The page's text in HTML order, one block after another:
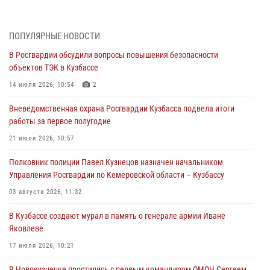
07 августа 2026, 05:32
С 1 сентября 2026 года вступает в силу новый федеральный закон о
частной охранной деятельности
06 августа 2026, 10:19
Росгвардейцы задержали предполагаемого виновника причинения
ножевого ранения кемеровчанину
06 августа 2026, 09:18
Росгвардейцы задержали мужчину, повредившего имущество
горожанки
06 августа 2026, 08:17
Росгвардейцы пресекли противоправные действия и защитили
новокузнечанку от агрессивного знакомого
06 августа 2026, 07:16
ПОПУЛЯРНЫЕ НОВОСТИ
В Росгвардии обсудили вопросы повышения безопасности
объектов ТЭК в Кузбассе
14 июля 2026, 10:54 2
Вневедомственная охрана Росгвардии Кузбасса подвела итоги
работы за первое полугодие
21 июля 2026, 10:57
Полковник полиции Павел Кузнецов назначен начальником
Управления Росгвардии по Кемеровской области – Кузбассу
03 августа 2026, 11:32
В Кузбассе создают мурал в память о генерале армии Иване
Яковлеве
17 июля 2026, 10:21